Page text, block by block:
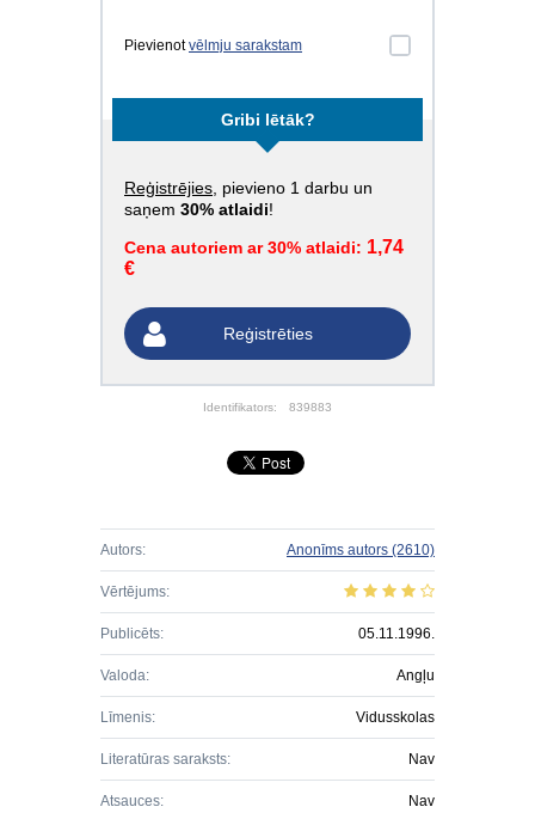
Pievienotvēlmju sarakstam
Gribi lētāk?
Reģistrējies , pievieno 1 darbu un
saņem 30% atlaidi!
Cena autoriem ar 30% atlaidi: 1,74
€
Reģistrēties
Identifikators: 839883
Autors: Anonīms autors (2610)
Vērtējums:
Publicēts: 05.11.1996.
Valoda: Angļu
Līmenis: Vidusskolas
Literatūras saraksts: Nav
Atsauces: Nav